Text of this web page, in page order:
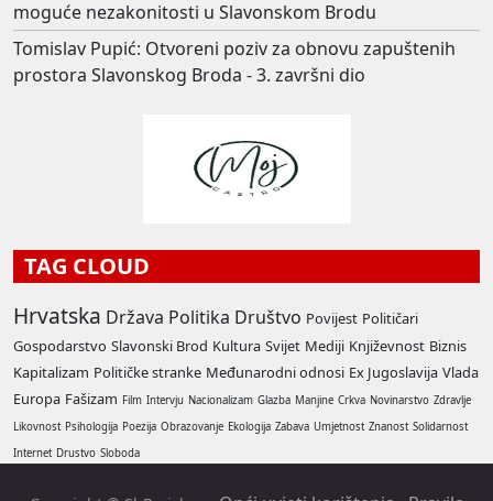
moguće nezakonitosti u Slavonskom Brodu
Tomislav Pupić: Otvoreni poziv za obnovu zapuštenih
prostora Slavonskog Broda - 3. završni dio
TAG CLOUD
Hrvatska Država Politika Društvo Povijest Političari
Gospodarstvo Slavonski Brod Kultura Svijet Mediji Književnost Biznis
Kapitalizam Političke stranke Međunarodni odnosi Ex Jugoslavija Vlada
Europa Fašizam Film Intervju Nacionalizam Glazba Manjine Crkva Novinarstvo Zdravlje
Likovnost Psihologija Poezija Obrazovanje Ekologija Zabava Umjetnost Znanost Solidarnost
Internet Drustvo Sloboda